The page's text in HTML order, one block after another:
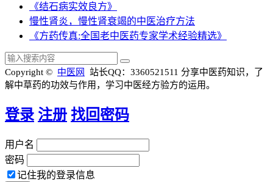
《结石病实效良方》
慢性肾炎，慢性肾衰竭的中医治疗方法
《方药传真:全国老中医药专家学术经验精选》
Copyright © 中医网 站长QQ：3360521511 分享中医药知识，了
解中草药的功效与作用，学习中医经方验方的运用。
登录 注册 找回密码
用户名
密码
记住我的登录信息